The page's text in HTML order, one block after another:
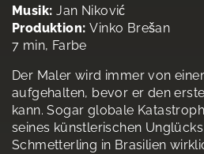
Musik: Jan Niković
Produktion: Vinko Brešan
7 min, Farbe
Der Maler wird immer von
aufgehalten, bevor er den
kann. Sogar globale
seines künstlerischen
Schmetterling in Brasilien